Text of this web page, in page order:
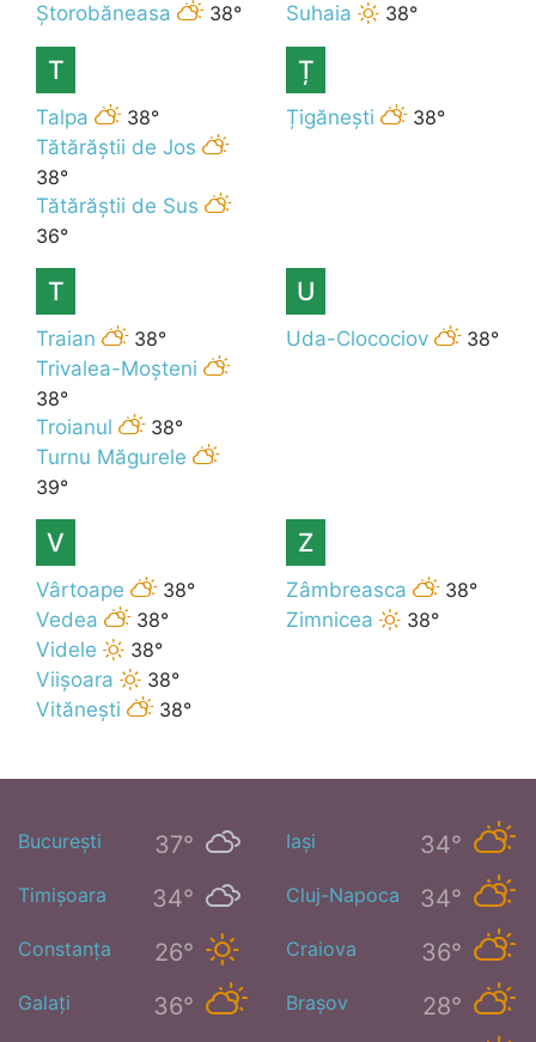
Ștorobăneasa 38° Suhaia 38°
T
Talpa
38°
Tătărăștii de Jos
38°
Tătărăștii de Sus
36°
Ț
Țigănești 38°
T
Traian
38°
Trivalea-Moșteni
38°
Troianul
38°
Turnu Măgurele
39°
U
Uda-Clocociov 38°
V
Vârtoape
38°
Vedea
38°
Videle
38°
Viișoara
38°
Vitănești
38°
Z
Zâmbreasca
38°
Zimnicea
38°
București 37° Iași 34°
Timișoara 34° Cluj-Napoca 34°
Constanța 26° Craiova 36°
Galați 36° Brașov 28°